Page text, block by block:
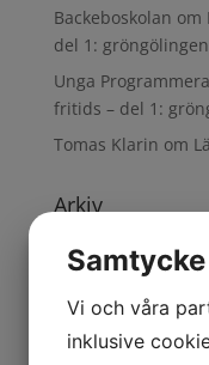
Backeboskolan om
del 1: gröngölingen
Unga
fritids – del 1:
Tomas Klarin om
Arkiv
april 2026
mars 2026
november 2025
Vi och våra
inklusive